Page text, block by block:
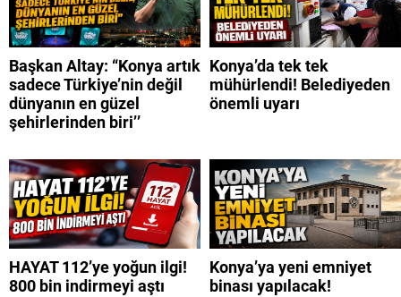
Başkan Altay: “Konya artık
sadece Türkiye’nin değil
dünyanın en güzel
şehirlerinden biri’’
Konya’da tek tek
mühürlendi! Belediyeden
önemli uyarı
HAYAT 112’ye yoğun ilgi!
800 bin indirmeyi aştı
Konya’ya yeni emniyet
binası yapılacak!